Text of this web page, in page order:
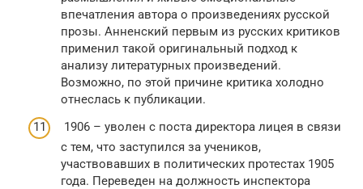
впечатления автора о произведениях русской
прозы. Анненский первым из русских критиков
применил такой оригинальный подход к
анализу литературных произведений.
Возможно, по этой причине критика холодно
отнеслась к публикации.
1906 – уволен с поста директора лицея в связи
с тем, что заступился за учеников,
участвовавших в политических протестах 1905
года. Переведен на должность инспектора